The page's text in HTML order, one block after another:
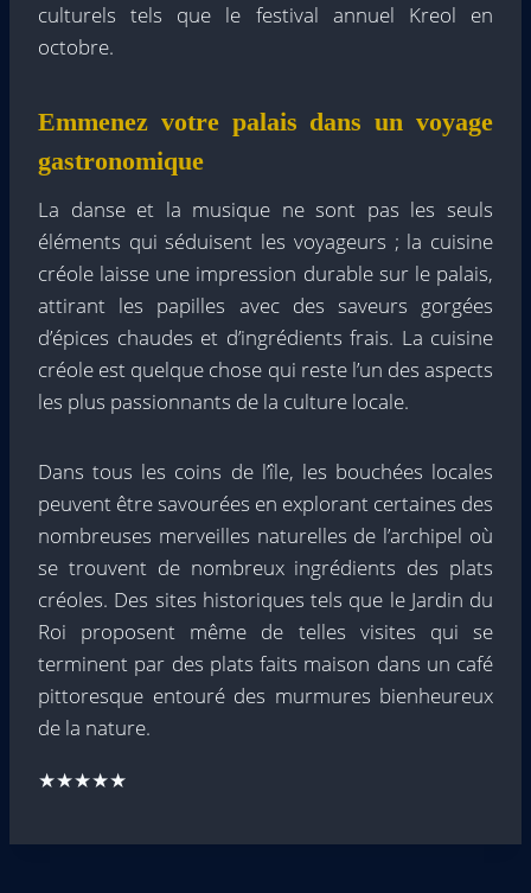
culturels tels que le festival annuel Kreol en
octobre.
Emmenez votre palais dans un voyage
gastronomique
La danse et la musique ne sont pas les seuls
éléments qui séduisent les voyageurs ; la cuisine
créole laisse une impression durable sur le palais,
attirant les papilles avec des saveurs gorgées
d’épices chaudes et d’ingrédients frais. La cuisine
créole est quelque chose qui reste l’un des aspects
les plus passionnants de la culture locale.
Dans tous les coins de l’île, les bouchées locales
peuvent être savourées en explorant certaines des
nombreuses merveilles naturelles de l’archipel où
se trouvent de nombreux ingrédients des plats
créoles. Des sites historiques tels que le Jardin du
Roi proposent même de telles visites qui se
terminent par des plats faits maison dans un café
pittoresque entouré des murmures bienheureux
de la nature.
★★★★★